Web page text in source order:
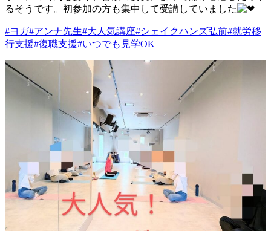
るそうです。初参加の方も集中して受講していました
#ヨガ#アンナ先生#大人気講座#シェイクハンズ弘前#就労移
行支援#復職支援#いつでも見学OK